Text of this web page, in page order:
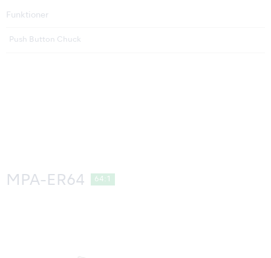
Funktioner
Push Button Chuck
MPA-ER64 64:1